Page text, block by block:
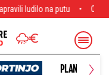
će da odjekne, novi as
PLANETA